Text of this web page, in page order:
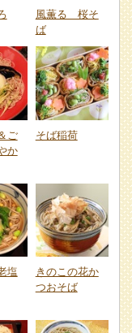
風薫る 桜そ
ば
ご
か
そば稲荷
塩
きのこの花か
つおそば